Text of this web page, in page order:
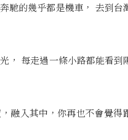
馳的幾乎都是機車， 去到台
， 每走過一條小路都能看到
融入其中，你再也不會覺得